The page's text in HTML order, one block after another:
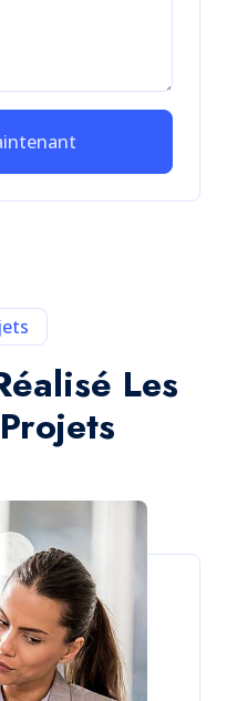
Les